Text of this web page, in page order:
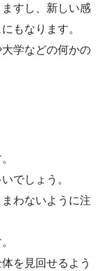
すし、新しい感
もなります。
学などの何かの
でしょう。
わないように注
を見回せるよう